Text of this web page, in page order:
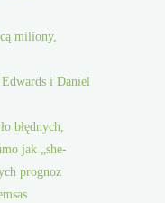
miliony,
i Daniel
błędnych,
jak „she-
prognoz